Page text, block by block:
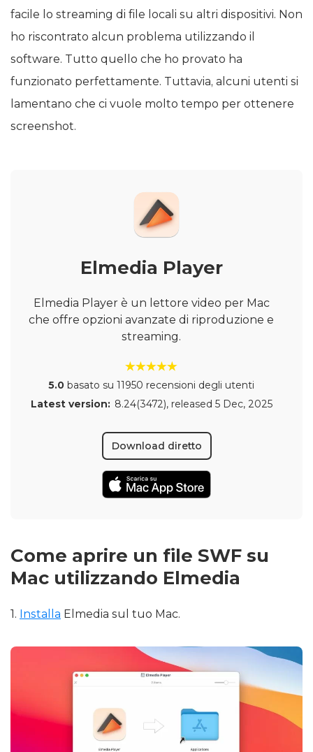
facile lo streaming di file locali su altri dispositivi. Non
ho riscontrato alcun problema utilizzando il
software. Tutto quello che ho provato ha
funzionato perfettamente. Tuttavia, alcuni utenti si
lamentano che ci vuole molto tempo per ottenere
screenshot.
Elmedia Player
Elmedia Player è un lettore video per Mac
che offre opzioni avanzate di riproduzione e
streaming.
5.0 basato su 11950 recensioni degli utenti
Latest version: 8.24(3472), released 5 Dec, 2025
Download diretto
Come aprire un file SWF su
Mac utilizzando Elmedia
1. Installa Elmedia sul tuo Mac.